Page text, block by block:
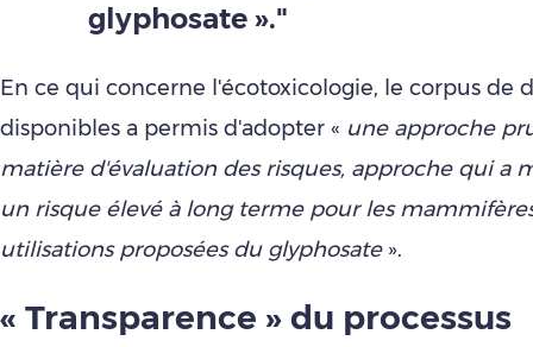
glyphosate »."
En ce qui concerne l'écotoxicologie, le corpus de
disponibles a permis d'adopter « une approche
matière d'évaluation des risques, approche qui a
un risque élevé à long terme pour les
utilisations proposées du glyphosate».
« Transparence » du processus